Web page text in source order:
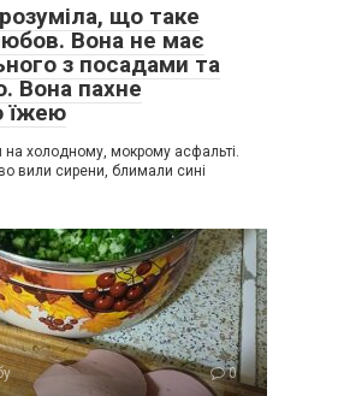
що таке
Вона не має
з посадами та
Вона пахне
їжею
холодному, мокрому асфальті.
вили сирени, блимали сині
0